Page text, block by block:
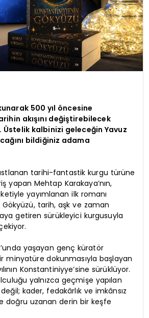
500 yıl öncesine
akışını değiştirebilecek
Üstelik kalbinizi geleceğin Yavuz
bildiğiniz adama
tarihi-fantastik kurgu türüne
yapan Mehtap Karakaya’nın,
yayımlanan ilk romanı
tarih, aşk ve zaman
getiren sürükleyici kurgusuyla
yaşayan genç küratör
minyatüre dokunmasıyla başlayan
Konstantiniyye’sine sürüklüyor.
yalnızca geçmişe yapılan
değil; kader, fedakârlık ve imkânsız
doğru uzanan derin bir keşfe